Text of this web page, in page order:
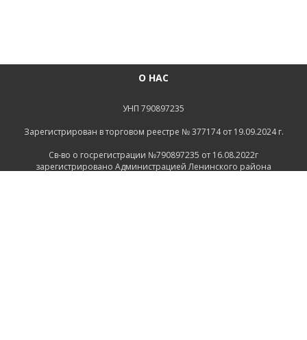
О НАС
УНП 790897235
Зарегистрирован в торговом реестре № 377174 от 19.09.2024 г.
Св-во о госрегистрации №790897235 от 16.08.2022г
зарегистрировано Администрацией Ленинского района